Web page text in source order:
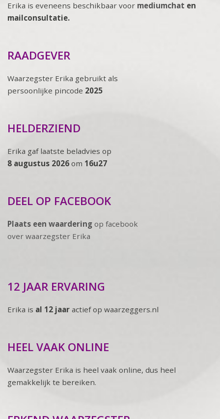
Erika is eveneens beschikbaar voor mediumchat en
mailconsultatie.
RAADGEVER
Waarzegster Erika gebruikt als
persoonlijke pincode 2025
HELDERZIEND
Erika gaf laatste beladvies op
8 augustus 2026 om 16u27
DEEL OP FACEBOOK
Plaats een waardering op facebook
over waarzegster Erika
12 JAAR ERVARING
Erika is al 12 jaar actief op waarzeggers.nl
HEEL VAAK ONLINE
Waarzegster Erika is heel vaak online, dus heel
gemakkelijk te bereiken.